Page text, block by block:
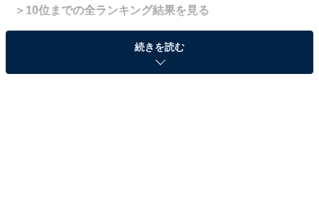
＞10位までの全ランキング結果を見る
オールアバウトに還元されることがあります。
続きを読む